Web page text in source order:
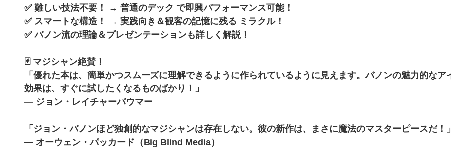
✅ 難しい技法不要！ → 普通のデック で即興パフォーマンス可能！
✅ スマートな構造！ → 実践向き＆観客の記憶に残る ミラクル！
✅ バノン流の理論＆プレゼンテーションも詳しく解説！
🃏 マジシャン絶賛！
「優れた本は、簡単かつスムーズに理解できるように作られているように見えます。バノンの魅力的なア
効果は、すぐに試したくなるものばかり！」
— ジョン・レイチャーバウマー
「ジョン・バノンほど独創的なマジシャンは存在しない。彼の新作は、まさに魔法のマスターピースだ！」
— オーウェン・パッカード（Big Blind Media）